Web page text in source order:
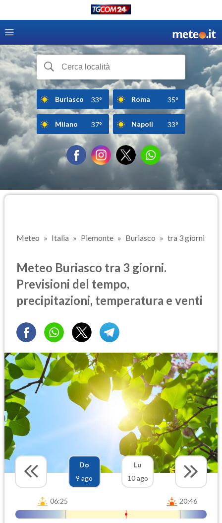
Buriasco 33° Roma 35°
Milano 37° Napoli 33°
Meteo Italia Piemonte Buriasco tra 3 giorni
Meteo Buriasco tra 3 giorni.
Previsioni del tempo,
precipitazioni, temperatura e venti
Do
9 ago
Lu
10 ago
06:25 20:46